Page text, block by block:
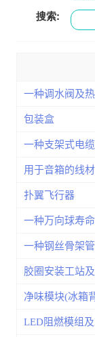
搜索:
一种调水阀及
包装盒
一种支架式电
用于音箱的线
扑翼飞行器
一种万向球寿
一种钢丝骨架
胶圈安装工站
净味模块(冰箱
LED阻燃模组